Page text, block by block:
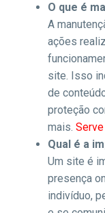
O que é
A
ações
site. Isso
de
proteção
mais.
Qual é a
Um site é
presença
indivíduo,